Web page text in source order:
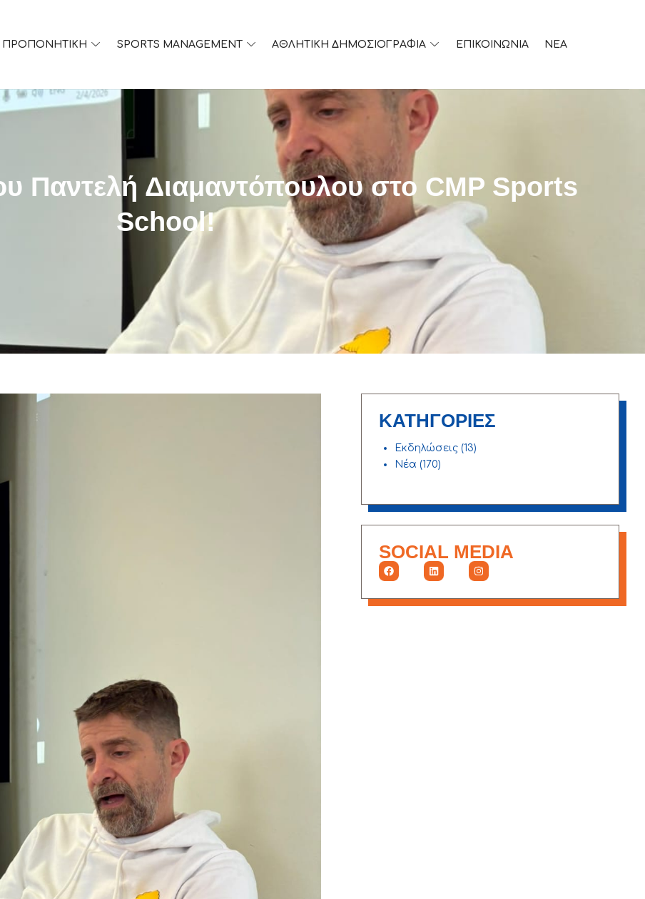
ΠΡΟΠΟΝΗΤΙΚΗ SPORTS MANAGEMENT ΑΘΛΗΤΙΚΗ ΔΗΜΟΣΙΟΓΡΑΦΙΑ ΕΠΙΚΟΙΝΩΝΙΑ ΝΕΑ
Παντελή Διαμαντόπουλου στο CMP Sports
School!
ΚΑΤΗΓΟΡΙΕΣ
Εκδηλώσεις (13)
Νέα (170)
SOCIAL MEDIA